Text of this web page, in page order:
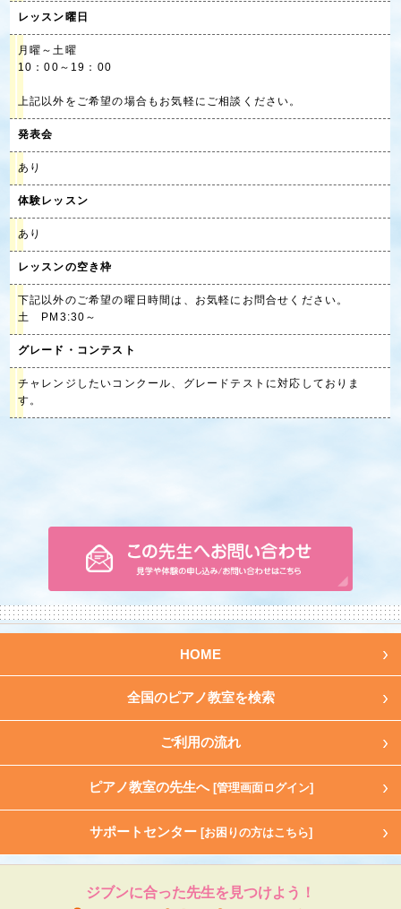
レッスン曜日
月曜～土曜
10：00～19：00
上記以外をご希望の場合もお気軽にご相談ください。
発表会
あり
体験レッスン
あり
レッスンの空き枠
下記以外のご希望の曜日時間は、お気軽にお問合せください。
土 PM3:30～
グレード・コンテスト
チャレンジしたいコンクール、グレードテストに対応しておりま
す。
HOME
全国のピアノ教室を検索
ご利用の流れ
ピアノ教室の先生へ [管理画面ログイン]
サポートセンター [お困りの方はこちら]
ジブンに合った先生を見つけよう！